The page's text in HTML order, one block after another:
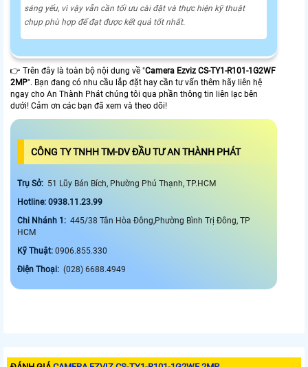
sáng yếu, vì vậy vẫn cần tối ưu cài đặt và thực hiện kỹ thuật
chụp phù hợp để đạt được kết quả tốt nhất.
👉 Trên đây là toàn bộ nội dung về "Camera Ezviz CS-TY1-R101-1G2WF
2MP". Bạn đang có nhu cầu lắp đặt hay cần tư vấn thêm hãy liên hệ
ngay cho An Thành Phát chúng tôi qua phần thông tin liên lạc bên
dưới! Cảm ơn các bạn đã xem và theo dõi!
CÔNG TY TNHH TM-DV ĐẦU TƯ AN THÀNH PHÁT
Trụ Sở: 51 Lũy Bán Bích, Phường Phú Thạnh, TP.HCM
Hotline: 0938.11.23.99
Chi Nhánh 1: 445/38 Tân Hòa Đông,Phường Bình Trị Đông, TP
HCM
Kỹ Thuật: 0906.855.330
Điện Thoại: (028) 6688.4949